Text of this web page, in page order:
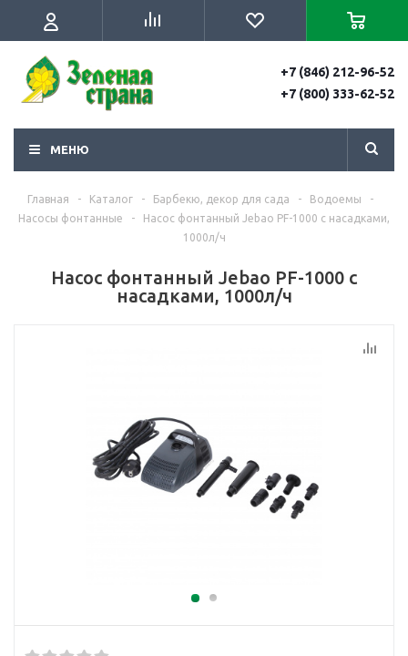
+7 (846) 212-96-52
+7 (800) 333-62-52
МЕНЮ
Главная - Каталог - Барбекю, декор для сада - Водоемы
-
Насосы фонтанные
-
Насос фонтанный Jebao PF-1000 с насадками,
1000л/ч
Насос фонтанный Jebao PF-1000 с
насадками, 1000л/ч